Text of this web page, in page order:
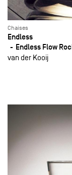
Chaises
Endless
Endless Flow
van der Kooij